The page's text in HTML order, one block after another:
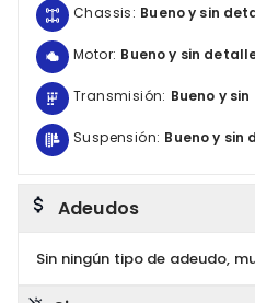
Chassis: Bueno y sin
Motor: Bueno y sin
Transmisión: Bueno y
Suspensión: Bueno y sin
Adeudos
Sin ningún tipo de adeudo,